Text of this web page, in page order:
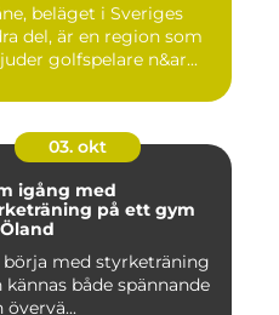
beläget i Sveriges
del, är en region som
golfspelare n&ar...
03. okt
igång med
på ett gym
med styrketräning
kännas både spännande
övervä...